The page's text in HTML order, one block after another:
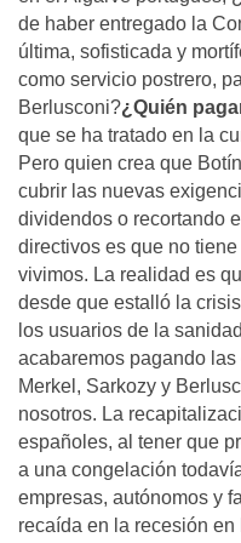
de haber entregado la
última, sofisticada y
como servicio postrero,
Berlusconi?¿Quién
que se ha tratado en la
Pero quien crea que
cubrir las nuevas
dividendos o recortando
directivos es que no
vivimos. La realidad es
desde que estalló la
los usuarios de la
acabaremos pagando
Merkel, Sarkozy y
nosotros. La
españoles, al tener que
a una congelación
empresas, autónomos y
recaída en la recesión